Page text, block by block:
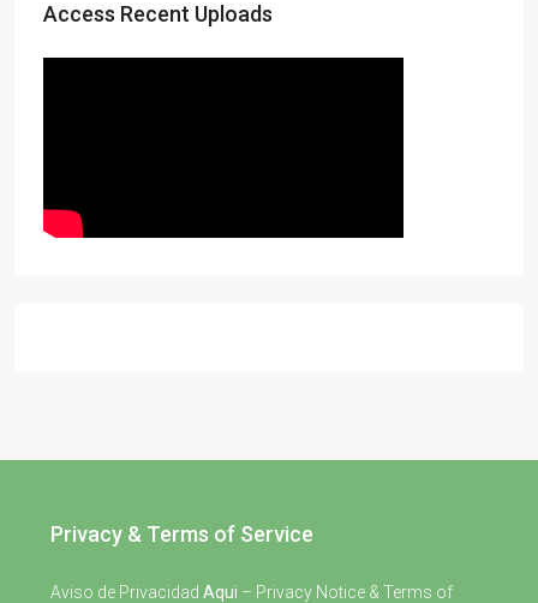
Access Recent Uploads
Privacy & Terms of Service
Aviso de Privacidad Aqui – Privacy Notice & Terms of